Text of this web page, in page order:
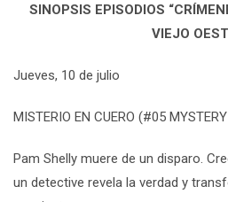
SINOPSIS EPISODIOS “
VIEJO
Jueves, 10 de julio
MISTERIO EN CUERO (#05
Pam Shelly muere de un disparo.
un detective revela la verdad y